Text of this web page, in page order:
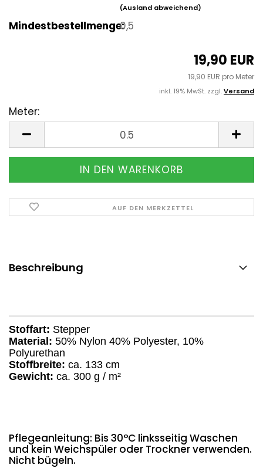
(Ausland abweichend)
Mindestbestellmenge:0,5
19,90 EUR
19,90 EUR pro Meter
inkl. 19% MwSt. zzgl.Versand
Meter:
AUF DEN MERKZETTEL
Beschreibung
Stoffart: Stepper
Material: 50% Nylon 40% Polyester, 10%
Polyurethan
Stoffbreite: ca. 133 cm
Gewicht: ca. 300 g / m²
Pflegeanleitung: Bis 30°C linksseitig Waschen
und kein Weichspüler oder Trockner verwenden.
Nicht bügeln.